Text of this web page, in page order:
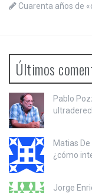
Cuarenta años de
Últimos
Pablo
Matias
¿cómo
Jorge